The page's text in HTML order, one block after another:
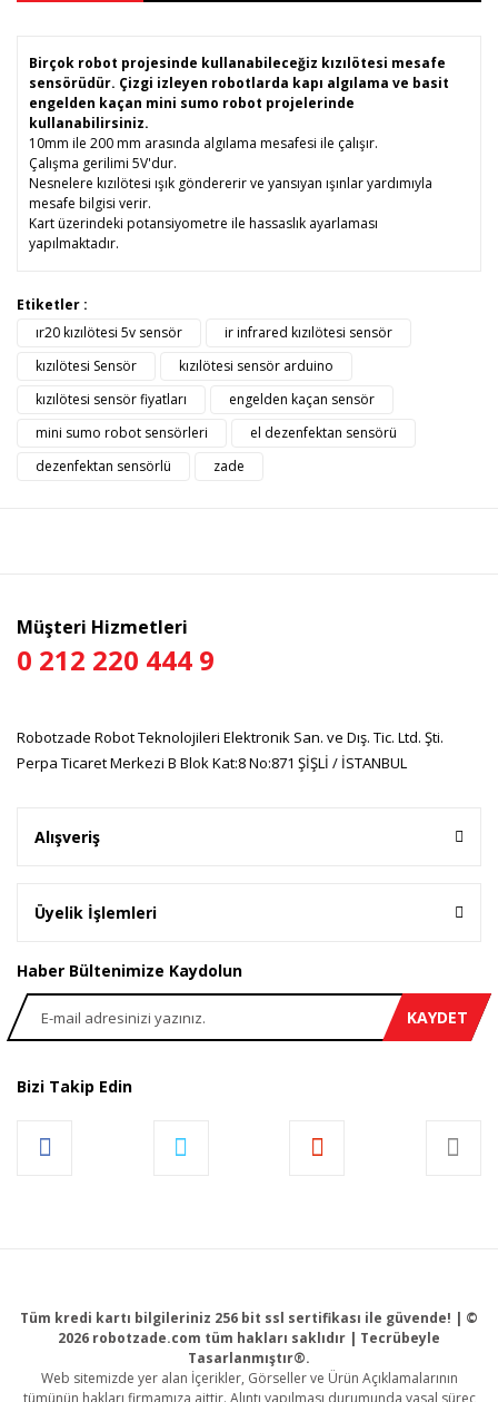
Birçok robot projesinde kullanabileceğiz kızılötesi mesafe
sensörüdür. Çizgi izleyen robotlarda kapı algılama ve basit
engelden kaçan mini sumo robot projelerinde
kullanabilirsiniz.
10mm ile 200 mm arasında algılama mesafesi ile çalışır.
Çalışma gerilimi 5V'dur.
Nesnelere kızılötesi ışık göndererir ve yansıyan ışınlar yardımıyla
mesafe bilgisi verir.
Kart üzerindeki potansiyometre ile hassaslık ayarlaması
yapılmaktadır.
Bu ürüne ilk yorumu siz yapın!
Yorum Yaz
Bu ürünün fiyat bilgisi, resim, ürün açıklamalarında ve diğer
konularda yetersiz gördüğünüz noktaları öneri formunu
kullanarak tarafımıza iletebilirsiniz.
Görüş ve önerileriniz için teşekkür ederiz.
Etiketler :
ır20 kızılötesi 5v sensör
ir infrared kızılötesi sensör
kızılötesi Sensör
kızılötesi sensör arduino
kızılötesi sensör fiyatları
engelden kaçan sensör
mini sumo robot sensörleri
el dezenfektan sensörü
dezenfektan sensörlü
zade
Müşteri Hizmetleri
0 212 220 444 9
Robotzade Robot Teknolojileri Elektronik San. ve Dış. Tic. Ltd. Şti.
Perpa Ticaret Merkezi B Blok Kat:8 No:871 ŞİŞLİ / İSTANBUL
Alışveriş
Üyelik İşlemleri
Haber Bültenimize Kaydolun
KAYDET
Bizi Takip Edin
Tüm kredi kartı bilgileriniz 256 bit ssl sertifikası ile güvende! | ©
2026 robotzade.com tüm hakları saklıdır | Tecrübeyle
Tasarlanmıştır®.
Web sitemizde yer alan İçerikler, Görseller ve Ürün Açıklamalarının
tümünün hakları firmamıza aittir. Alıntı yapılması durumunda yasal süreç